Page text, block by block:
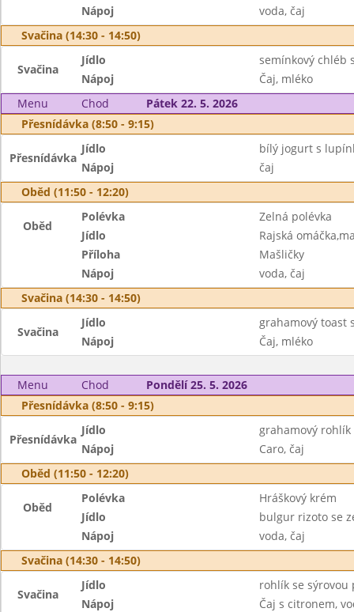
Nápoj
voda, čaj
Svačina (14:30 - 14:50)
Svačina
Jídlo
semínkový chléb
Nápoj
Čaj, mléko
Menu
Chod
Pátek 22. 5. 2026
Přesnídávka (8:50 - 9:15)
Přesnídávka
Jídlo
bílý jogurt s
Nápoj
čaj
Oběd (11:50 - 12:20)
Oběd
Polévka
Zelná polévka
Jídlo
Rajská
Příloha
Mašličky
Nápoj
voda, čaj
Svačina (14:30 - 14:50)
Svačina
Jídlo
grahamový toast
Nápoj
Čaj, mléko
Menu Chod
Pondělí 25. 5. 2026
Přesnídávka (8:50 - 9:15)
Přesnídávka
Jídlo
grahamový
Nápoj
Caro, čaj
Oběd (11:50 - 12:20)
Oběd
Polévka
Hráškový krém
Jídlo
bulgur rizoto se
Nápoj
voda, čaj
Svačina (14:30 - 14:50)
Svačina
Jídlo
rohlík se sýrovou
Nápoj
Čaj s citronem,